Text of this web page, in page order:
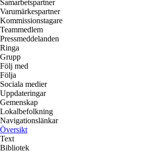
Samarbetspartner
Varumärkespartner
Kommissionstagare
Teammedlem
Pressmeddelanden
Ringa
Grupp
Följ med
Följa
Sociala medier
Uppdateringar
Gemenskap
Lokalbefolkning
Navigationslänkar
Översikt
Text
Bibliotek